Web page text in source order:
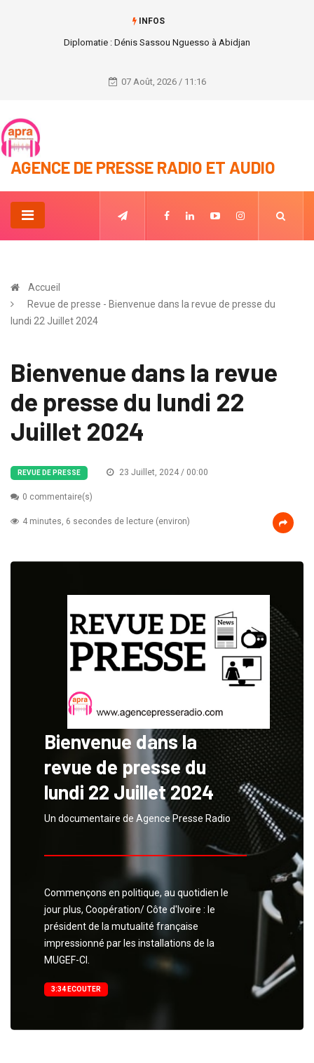
INFOS
FRANCE / PARIS - Droits des Femmes Forum Génération Égalité Paris
07 Août, 2026 / 11:16
AGENCE DE PRESSE RADIO ET AUDIO
Accueil
Revue de presse - Bienvenue dans la revue de presse du
lundi 22 Juillet 2024
Bienvenue dans la revue
de presse du lundi 22
Juillet 2024
REVUE DE PRESSE 23 Juillet, 2024 / 00:00
0 commentaire(s)
4 minutes, 6 secondes de lecture (environ)
Bienvenue dans la
revue de presse du
lundi 22 Juillet 2024
Un documentaire de Agence Presse Radio
Commençons en politique, au quotidien le
jour plus, Coopération/ Côte d'Ivoire : le
président de la mutualité française
impressionné par les installations de la
MUGEF-CI.
3:34 ECOUTER